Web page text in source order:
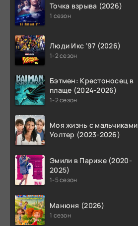
Точка взрыва (2026)
1 сезон
Люди Икс '97 (2026)
1-2 сезон
Бэтмен: Крестоносец в
плаще (2024-2026)
1-2 сезон
Моя жизнь с мальчиками
Уолтер (2023-2026)
Эмили в Париже (2020-
2025)
1-5 сезон
Манюня (2026)
1 сезон